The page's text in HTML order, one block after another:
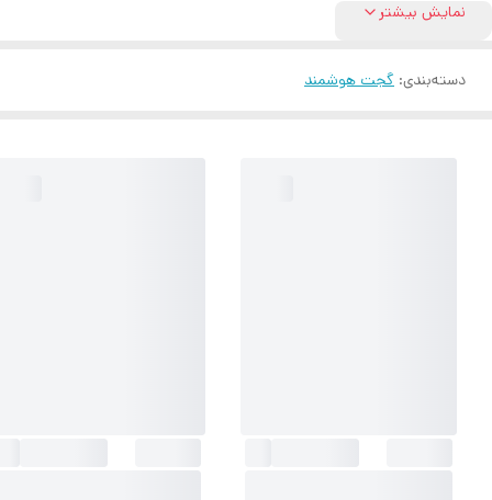
نمایش بیشتر
دسته‌بندی: گجت هوشمند